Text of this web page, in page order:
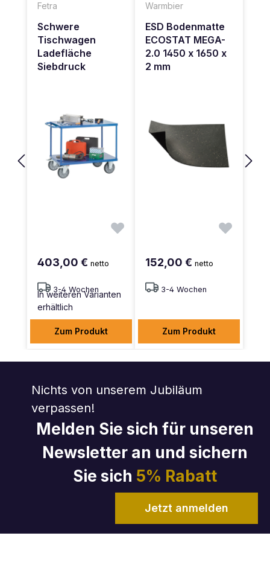
Fetra
Schwere
Tischwagen
Ladefläche
Siebdruck
403,00 € netto
3-4 Wochen
In weiteren Varianten
erhältlich
Zum Produkt
Warmbier
ESD Bodenmatte
ECOSTAT MEGA-
2.0 1450 x 1650 x
2 mm
152,00 € netto
3-4 Wochen
Zum Produkt
Nichts von unserem Jubiläum
verpassen!
Melden Sie sich für unseren
Newsletter an und sichern
Sie sich 5% Rabatt
Jetzt anmelden